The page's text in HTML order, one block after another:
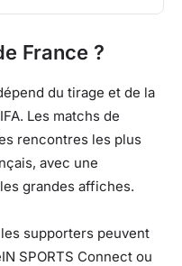
France ?
du tirage et de la
Les matchs de
rencontres les plus
avec une
grandes affiches.
supporters peuvent
SPORTS Connect ou